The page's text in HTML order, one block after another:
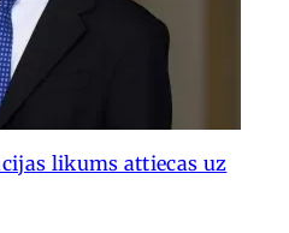
likums attiecas uz